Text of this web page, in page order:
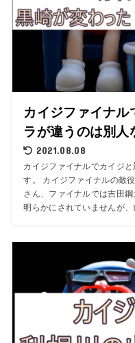
カイジファイナル
ラが違うのは別人
2021.08.08
カイジファイナルでカイジ
す。 カイジファイナルの敵
さん、ファイナルでは吉田
明らかにされていませんが、